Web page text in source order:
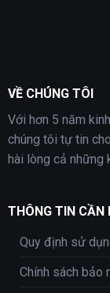
VỀ CHÚNG TÔI
Với hơn 5 năm
chúng tôi tự tin
hài lòng cả những
THÔNG TIN CẦN
Quy định sử
Chính sách bảo